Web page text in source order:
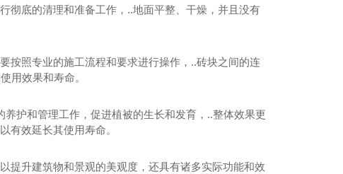
彻底的清理和准备工作，..地面平整、干燥，并且没有
按照专业的施工流程和要求进行操作，..砖块之间的连
用效果和寿命。
护和管理工作，促进植被的生长和发育，..整体效果更
有效延长其使用寿命。
提升建筑物和景观的美观度，还具有诸多实际功能和效